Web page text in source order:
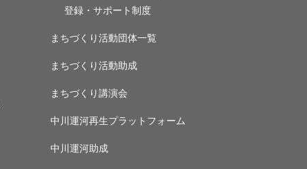
登録・サポート制度
まちづくり活動団体一覧
まちづくり活動助成
まちづくり講演会
中川運河再生プラットフォーム
中川運河助成